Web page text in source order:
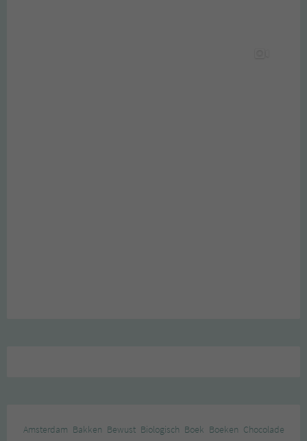
Amsterdam Bakken Bewust Biologisch Boek Boeken Chocolade